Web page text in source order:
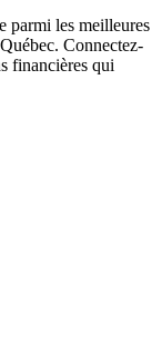
parmi les meilleures
Connectez-
financières qui